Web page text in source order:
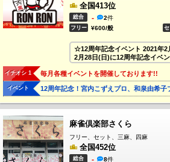
全国413位
総合 - 2件
フリー ¥600/般 セ
☆12周年記念イベント 2021年
2月28日(日)に12周年記念イベ
当日はゲストに宮内こずえプ
皆様のご来店をお待ちしており
イチオシ 1 毎月各種イベントを開催しております!!
イベント 12周年記念！宮内こずえプロ、和泉由希子
麻雀倶楽部さくら
フリー、セット、三麻、四麻
全国452位
総合 - 8件